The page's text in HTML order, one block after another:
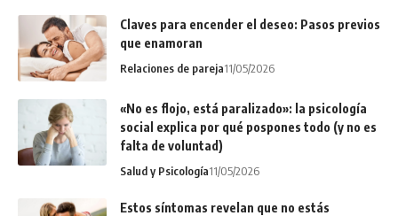
Claves para encender el deseo: Pasos previos
que enamoran
Relaciones de pareja11/05/2026
«No es flojo, está paralizado»: la psicología
social explica por qué pospones todo (y no es
falta de voluntad)
Salud y Psicología11/05/2026
Estos síntomas revelan que no estás